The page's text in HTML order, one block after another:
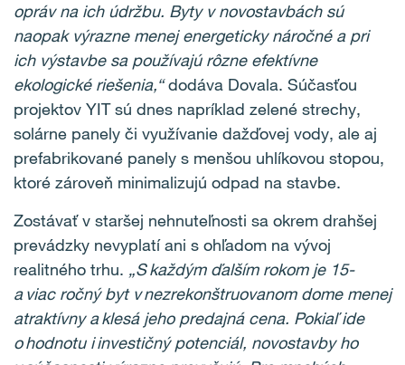
opráv na ich údržbu. Byty v novostavbách sú
naopak výrazne menej energeticky náročné a pri
ich výstavbe sa používajú rôzne efektívne
ekologické riešenia,“dodáva Dovala. Súčasťou
projektov YIT sú dnes napríklad zelené strechy,
solárne panely či využívanie dažďovej vody, ale aj
prefabrikované panely s menšou uhlíkovou stopou,
ktoré zároveň minimalizujú odpad na stavbe.
Zostávať v staršej nehnuteľnosti sa okrem drahšej
prevádzky nevyplatí ani s ohľadom na vývoj
realitného trhu. „S každým ďalším rokom je 15-
a viac ročný byt v nezrekonštruovanom dome menej
atraktívny a klesá jeho predajná cena. Pokiaľ ide
o hodnotu i investičný potenciál, novostavby ho